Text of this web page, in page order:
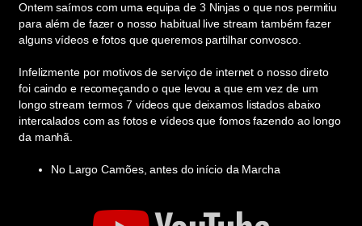
Ontem saímos com uma equipa de 3 Ninjas o que nos permitiu
para além de fazer o nosso habitual live stream também fazer
alguns vídeos e fotos que queremos partilhar convosco.
Infelizmente por motivos de serviço de internet o nosso direto
foi caindo e recomeçando o que levou a que em vez de um
longo stream termos 7 vídeos que deixamos listados abaixo
intercalados com as fotos e vídeos que fomos fazendo ao longo
da manhã.
No Largo Camões, antes do início da Marcha